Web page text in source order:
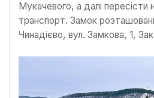
Мукачевого, а далі пересісти
транспорт. Замок
Чинадієво, вул. Замкова, 1,